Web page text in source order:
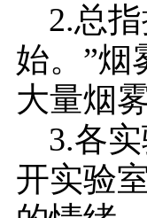
2.总
始。”烟
大量烟
3.各
开实验